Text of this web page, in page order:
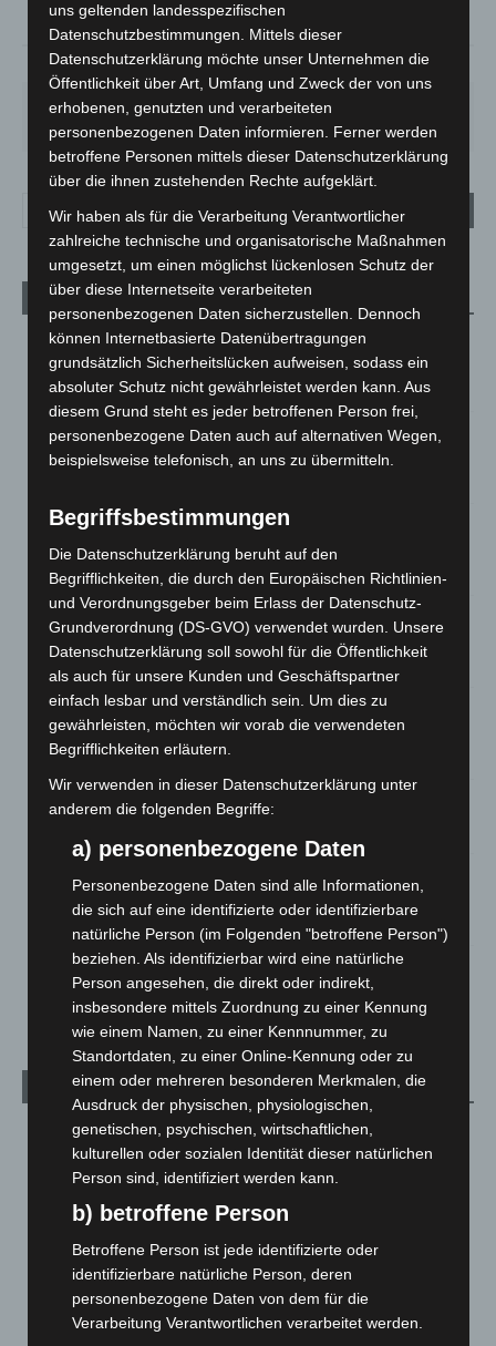
58% 3.1m/s 98%
FR.
21°
SA.
27°
SO.
33°
MO.
29° 24°
Aktuelle Beiträge
Niedersachsen: Feuerwehrkräfte kehren nach
Waldbrandeinsatz aus Spanien zurück
7. August 2026
Hannover: Erste Tigermücken-Population in Niedersachsen
entdeckt
Brand im „Haus der Begegnung“ in Neuwarmbüchen schnell
eingedämmt
6. August 2026
Region Hannover: 21 neue Notfallsanitäter starten beim
Mann läuft mit Hockeyschläger über A7 – Polizei sucht
Zeugen
5. August 2026
Celle: Mensch stirbt bei Bagger-Unfall auf Baustelle
Kategorien
Blaulicht
Corona-News
Hannover und Region
Leserbriefe
Menschen
Über uns
uns geltenden landesspezifischen
Datenschutzbestimmungen. Mittels dieser
Datenschutzerklärung möchte unser Unternehmen die
Öffentlichkeit über Art, Umfang und Zweck der von uns
erhobenen, genutzten und verarbeiteten
personenbezogenen Daten informieren. Ferner werden
betroffene Personen mittels dieser Datenschutzerklärung
über die ihnen zustehenden Rechte aufgeklärt.
Wir haben als für die Verarbeitung Verantwortlicher
zahlreiche technische und organisatorische Maßnahmen
umgesetzt, um einen möglichst lückenlosen Schutz der
über diese Internetseite verarbeiteten
personenbezogenen Daten sicherzustellen. Dennoch
können Internetbasierte Datenübertragungen
grundsätzlich Sicherheitslücken aufweisen, sodass ein
absoluter Schutz nicht gewährleistet werden kann. Aus
diesem Grund steht es jeder betroffenen Person frei,
personenbezogene Daten auch auf alternativen Wegen,
beispielsweise telefonisch, an uns zu übermitteln.
Begriffsbestimmungen
Die Datenschutzerklärung beruht auf den
Begrifflichkeiten, die durch den Europäischen Richtlinien-
und Verordnungsgeber beim Erlass der Datenschutz-
Grundverordnung (DS-GVO) verwendet wurden. Unsere
Datenschutzerklärung soll sowohl für die Öffentlichkeit
als auch für unsere Kunden und Geschäftspartner
einfach lesbar und verständlich sein. Um dies zu
gewährleisten, möchten wir vorab die verwendeten
Begrifflichkeiten erläutern.
Wir verwenden in dieser Datenschutzerklärung unter
anderem die folgenden Begriffe:
a) personenbezogene Daten
Personenbezogene Daten sind alle Informationen,
die sich auf eine identifizierte oder identifizierbare
natürliche Person (im Folgenden "betroffene Person")
beziehen. Als identifizierbar wird eine natürliche
Person angesehen, die direkt oder indirekt,
insbesondere mittels Zuordnung zu einer Kennung
wie einem Namen, zu einer Kennnummer, zu
Standortdaten, zu einer Online-Kennung oder zu
einem oder mehreren besonderen Merkmalen, die
Ausdruck der physischen, physiologischen,
genetischen, psychischen, wirtschaftlichen,
kulturellen oder sozialen Identität dieser natürlichen
Person sind, identifiziert werden kann.
b) betroffene Person
Betroffene Person ist jede identifizierte oder
identifizierbare natürliche Person, deren
personenbezogene Daten von dem für die
Verarbeitung Verantwortlichen verarbeitet werden.